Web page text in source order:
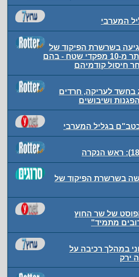
המערבי
בשרשרת הפיקוד של
חיזבאללה: חוסלו יותר מ-10 מפקדי שטח - בהם
חיסול קודמיהם
בחשד לעריקה, חרדים
ושיבושים
בגליל המערבי
בשרשרת הפיקוד של
של שר החוץ
מתמיד"
בינוני במהלך רכיבה על
ירק